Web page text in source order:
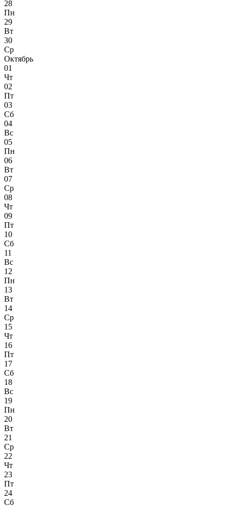
28
Пн
29
Вт
30
Ср
Октябрь
01
Чт
02
Пт
03
Сб
04
Вс
05
Пн
06
Вт
07
Ср
08
Чт
09
Пт
10
Сб
11
Вс
12
Пн
13
Вт
14
Ср
15
Чт
16
Пт
17
Сб
18
Вс
19
Пн
20
Вт
21
Ср
22
Чт
23
Пт
24
Сб